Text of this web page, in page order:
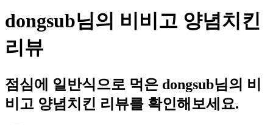
dongsub님의 비비고 양념치킨
리뷰
점심에 일반식으로 먹은 dongsub님의 비
비고 양념치킨 리뷰를 확인해보세요.